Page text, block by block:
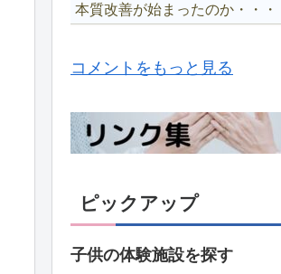
本質改善が始まったのか・・・
コメントをもっと見る
ピックアップ
子供の体験施設を探す